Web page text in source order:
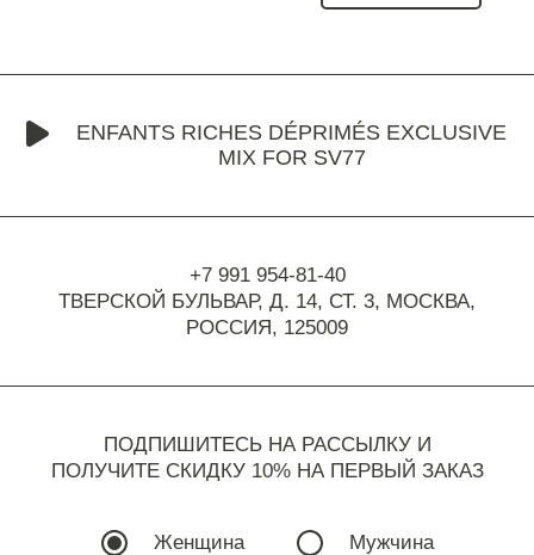
ENFANTS RICHES DÉPRIMÉS EXCLUSIVE
MIX FOR SV77
+7 991 954-81-40
ТВЕРСКОЙ БУЛЬВАР, Д. 14, СТ. 3, МОСКВА,
РОССИЯ, 125009
ПОДПИШИТЕСЬ НА РАССЫЛКУ И
ПОЛУЧИТЕ СКИДКУ 10% НА ПЕРВЫЙ ЗАКАЗ
Женщина Мужчина